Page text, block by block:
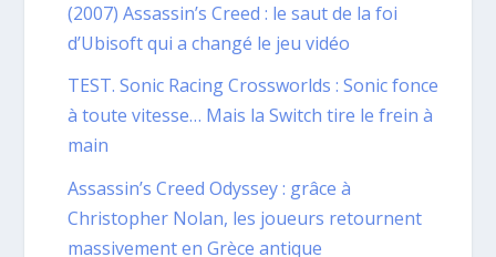
(2007) Assassin’s Creed : le saut de la foi
d’Ubisoft qui a changé le jeu vidéo
TEST. Sonic Racing Crossworlds : Sonic fonce
à toute vitesse… Mais la Switch tire le frein à
main
Assassin’s Creed Odyssey : grâce à
Christopher Nolan, les joueurs retournent
massivement en Grèce antique